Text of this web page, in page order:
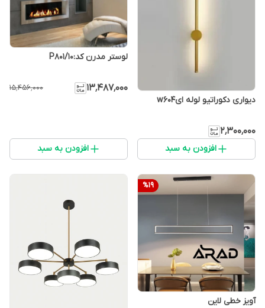
دیواری دکوراتیو لوله ایw604
۲٬۳۰۰٬۰۰۰
افزودن به سبد
لوستر مدرن کد:P801/10
۱۳٬۴۸۷٬۰۰۰ ۱۵٬۴۵۶٬۰۰۰
افزودن به سبد
%19
آویز خطی لاین